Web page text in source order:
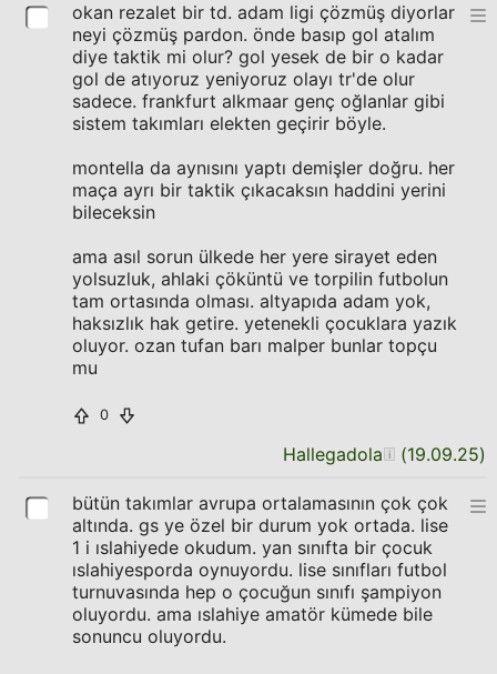
okan rezalet bir td. adam ligi çözmüş diyorlar
neyi çözmüş pardon. önde basıp gol atalım
diye taktik mi olur? gol yesek de bir o kadar
gol de atıyoruz yeniyoruz olayı tr'de olur
sadece. frankfurt alkmaar genç oğlanlar gibi
sistem takımları elekten geçirir böyle.
montella da aynısını yaptı demişler doğru. her
maça ayrı bir taktik çıkacaksın haddini yerini
bileceksin
ama asıl sorun ülkede her yere sirayet eden
yolsuzluk, ahlaki çöküntü ve torpilin futbolun
tam ortasında olması. altyapıda adam yok,
haksızlık hak getire. yetenekli çocuklara yazık
oluyor. ozan tufan barı malper bunlar topçu
mu
0
Hallegadola (19.09.25)
bütün takımlar avrupa ortalamasının çok çok
altında. gs ye özel bir durum yok ortada. lise
1 i ıslahiyede okudum. yan sınıfta bir çocuk
ıslahiyesporda oynuyordu. lise sınıfları futbol
turnuvasında hep o çocuğun sınıfı şampiyon
oluyordu. ama ıslahiye amatör kümede bile
sonuncu oluyordu.